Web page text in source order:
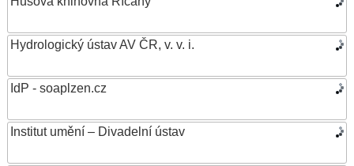
Hydrologický ústav AV ČR, v. v. i.
IdP - soaplzen.cz
Institut umění – Divadelní ústav